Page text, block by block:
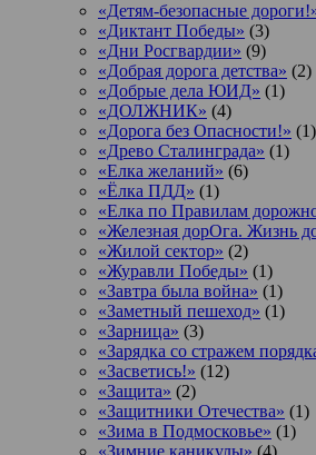
«Детям-безопасные
«Диктант Победы» (3)
«Дни Росгвардии» (9)
«Добрая дорога детства» (2)
«Добрые дела ЮИД» (1)
«ДОЛЖНИК» (4)
«Дорога без Опасности!» (1)
«Древо Сталинграда» (1)
«Елка желаний» (6)
«Ёлка ПДД» (1)
«Елка по Правилам
«Железная дорОга. Жизнь
«Жилой сектор» (2)
«Журавли Победы» (1)
«Завтра была война» (1)
«Заметный пешеход» (1)
«Зарница» (3)
«Зарядка со стражем
«Засветись!» (12)
«Защита» (2)
«Защитники Отечества» (1)
«Зима в Подмосковье» (1)
«Зимние каникулы» (4)